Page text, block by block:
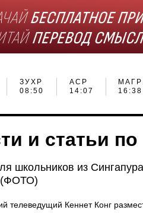
ЗУХР
08:50
АСР
14:07
16:38
и статьи
школьников из
(ФОТО)
телеведущий Кеннет Конг